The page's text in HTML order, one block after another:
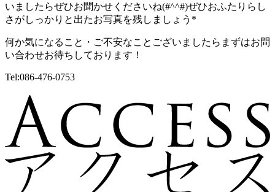
いましたらぜひお聞かせくださいね(#^^#)ぜひおふたりらし
さがしっかりと出たお写真を残しましょう*
何か気になること・ご不安なことございましたらまずはお問
い合わせお待ちしております！
Tel:086-476-0753